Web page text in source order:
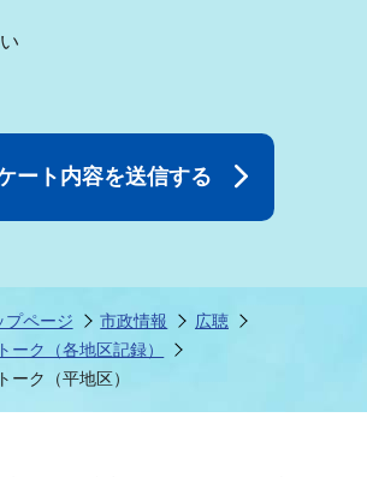
プページ 市政情報
広聴
ーク（各地区記録）
ーク（平地区）